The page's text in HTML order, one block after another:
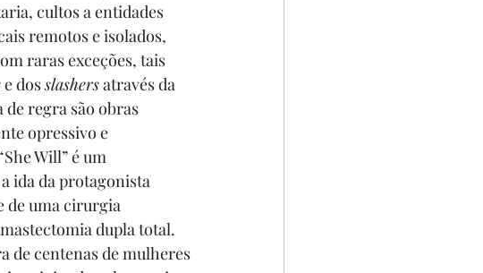
cultos a entidades
remotos e isolados,
raras exceções, tais
e dos slashers através da
regra são obras
opressivo e
Will” é um
ida da protagonista
de uma cirurgia
dupla total.
de centenas de mulheres